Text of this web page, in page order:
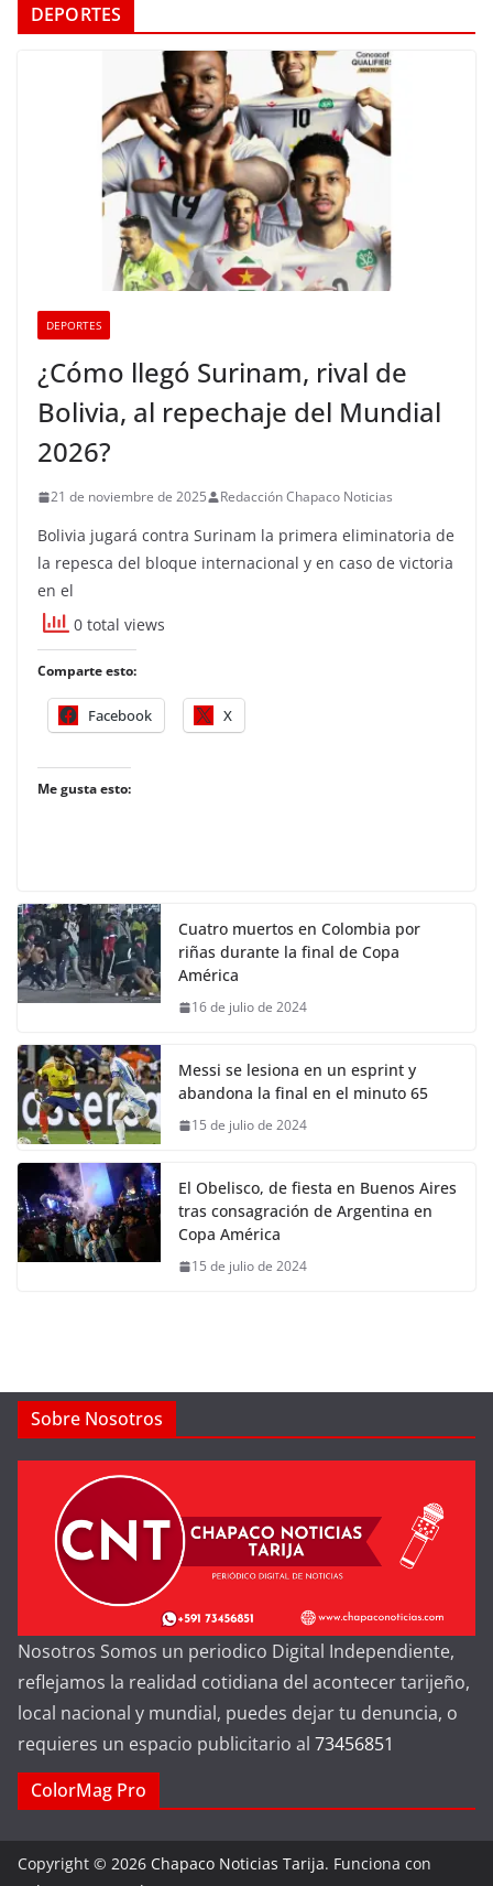
DEPORTES
DEPORTES
¿Cómo llegó Surinam, rival de
Bolivia, al repechaje del Mundial
2026?
21 de noviembre de 2025 Redacción Chapaco Noticias
Bolivia jugará contra Surinam la primera eliminatoria de
la repesca del bloque internacional y en caso de victoria
en el
0 total views
Comparte esto:
Facebook X
Me gusta esto:
Cuatro muertos en Colombia por
riñas durante la final de Copa
América
16 de julio de 2024
Messi se lesiona en un esprint y
abandona la final en el minuto 65
15 de julio de 2024
El Obelisco, de fiesta en Buenos Aires
tras consagración de Argentina en
Copa América
15 de julio de 2024
Sobre Nosotros
Nosotros Somos un periodico Digital Independiente,
reflejamos la realidad cotidiana del acontecer tarijeño,
local nacional y mundial, puedes dejar tu denuncia, o
requieres un espacio publicitario al 73456851
ColorMag Pro
Copyright © 2026 Chapaco Noticias Tarija. Funciona con